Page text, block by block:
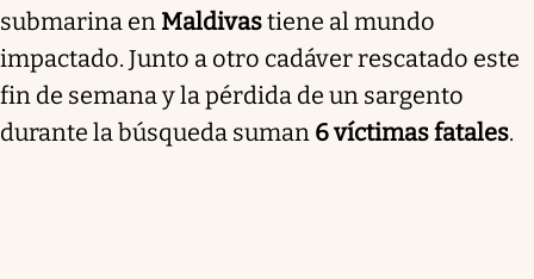
submarina en Maldivastiene al mundo
impactado. Junto a otro cadáver rescatado este
fin de semana y la pérdida de un sargento
durante la búsqueda suman 6 víctimas fatales.